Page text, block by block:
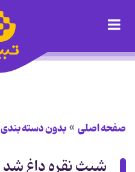
صفحه اصلی بدون دسته بندی
شیث نقره داغ شد